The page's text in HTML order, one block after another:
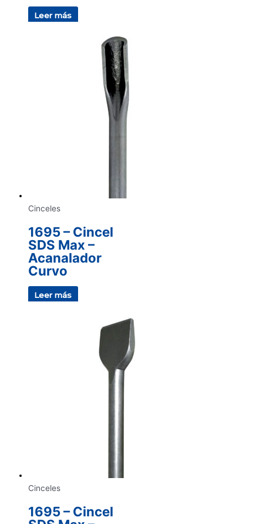
Leer más
Cinceles
1695 – Cincel
SDS Max –
Acanalador
Curvo
Leer más
Cinceles
1695 – Cincel